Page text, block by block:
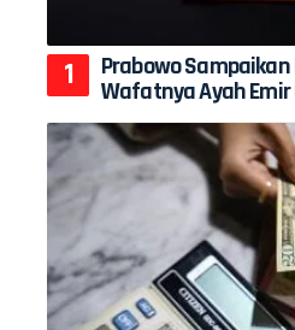
Prabowo
Wafatnya Ayah